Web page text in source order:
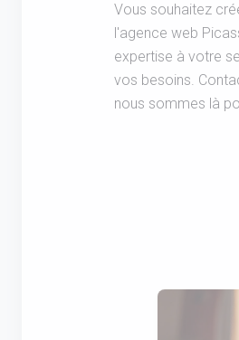
Vous souhaitez
l'agence web
expertise à votre
vos besoins.
nous sommes là